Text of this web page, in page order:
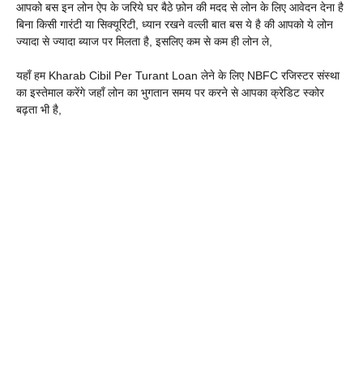
आपको बस इन लोन ऐप के जरिये घर बैठे फ़ोन की मदद से लोन के लिए आवेदन देना है
बिना किसी गारंटी या सिक्यूरिटी, ध्यान रखने वल्ली बात बस ये है की आपको ये लोन
ज्यादा से ज्यादा ब्याज पर मिलता है, इसलिए कम से कम ही लोन ले,
यहाँ हम Kharab Cibil Per Turant Loan लेने के लिए NBFC रजिस्टर संस्था
का इस्तेमाल करेंगे जहाँ लोन का भुगतान समय पर करने से आपका क्रेडिट स्कोर
बढ़ता भी है,